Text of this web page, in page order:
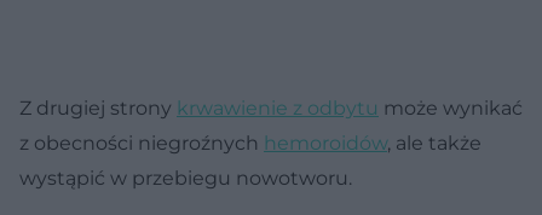
Z drugiej strony krwawienie z odbytu może wynikać
z obecności niegroźnych hemoroidów, ale także
wystąpić w przebiegu nowotworu.